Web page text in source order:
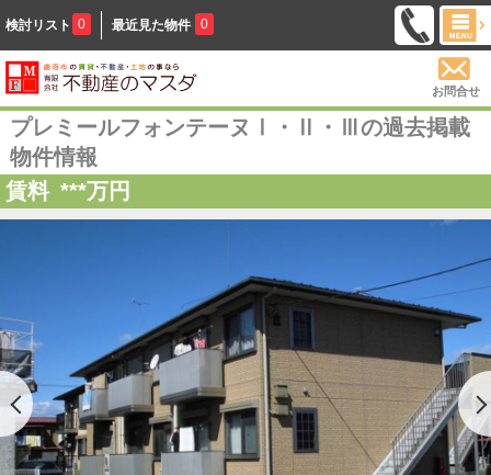
検討リスト 0 最近見た物件 0
お問合せ
プレミールフォンテーヌⅠ・Ⅱ・Ⅲの過去掲載
物件情報
賃料 ***万円